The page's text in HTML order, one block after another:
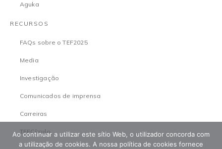
Aguka
RECURSOS
FAQs sobre o TEF2025
Media
Investigação
Comunicados de imprensa
Carreiras
TEFCírculo
Ao continuar a utilizar este sítio Web, o utilizador concorda com
a utilização de cookies. A nossa política de cookies fornece